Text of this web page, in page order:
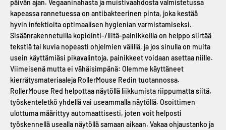
päivän ajan. Vegaaninahasta ja muistivaahdosta valmistetussa
kapeassa rannetuessa on antibakteerinen pinta, joka kestää
hyvin infektioita optimaalisen hygienian varmistamiseksi.
Sisäänrakennetuilla kopiointi-/liitä-painikkeilla on helppo siirtää
tekstiä tai kuvia nopeasti ohjelmien välillä, ja jos sinulla on muita
usein käyttämiäsi pikavalintoja, painikkeet voidaan asettaa niille.
Viimeisenä mutta ei vähäisimpänä: Olemme käyttäneet
kierrätysmateriaaleja RollerMouse Redin tuotannossa.
RollerMouse Red helpottaa näytöllä liikkumista riippumatta siitä,
työskenteletkö yhdellä vai useammalla näytöllä. Osoittimen
ulottuma määrittyy automaattisesti, joten voit helposti
työskennellä usealla näytöllä samaan aikaan. Vakaa ohjaustanko ja